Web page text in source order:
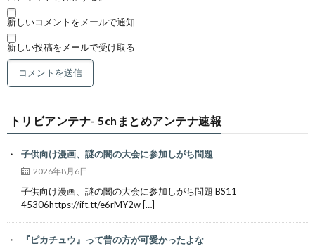
新しいコメントをメールで通知
新しい投稿をメールで受け取る
トリビアンテナ- 5chまとめアンテナ速報
子供向け漫画、謎の闇の大会に参加しがち問題
2026年8月6日
子供向け漫画、謎の闇の大会に参加しがち問題 BS11
45306https://ift.tt/e6rMY2w […]
『ピカチュウ』って昔の方が可愛かったよな